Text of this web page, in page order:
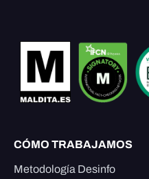
CÓMO TRABAJAMOS
Metodología Desinfo